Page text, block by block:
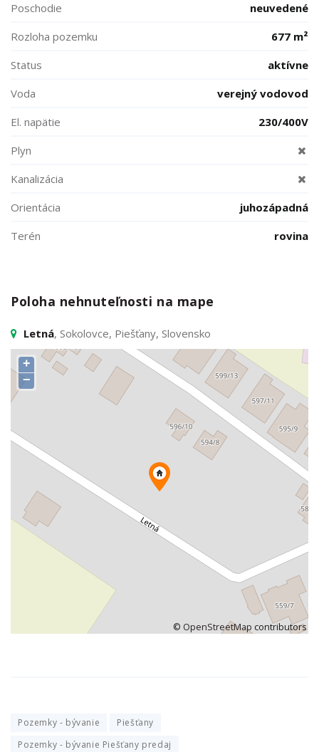
Poschodie
neuvedené
Rozloha pozemku
677 m²
Status
aktívne
Voda
verejný vodovod
El. napätie
230/400V
Plyn
Kanalizácia
Orientácia
juhozápadná
Terén
rovina
Poloha nehnuteľnosti na mape
Letná, Sokolovce, Piešťany, Slovensko
+
−
© OpenStreetMap contributors
Pozemky - bývanie
Piešťany
Pozemky - bývanie Piešťany predaj